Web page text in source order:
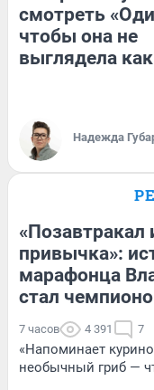
смотреть
чтобы она не
выглядела
Надежда
привычка»:
марафонца
стал
7 часов 4 391 7
«Напоминает
необычный гриб —